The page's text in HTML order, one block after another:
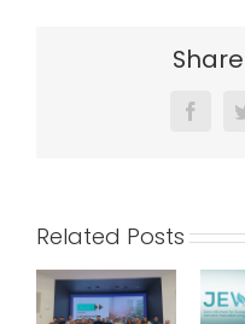
Related Posts